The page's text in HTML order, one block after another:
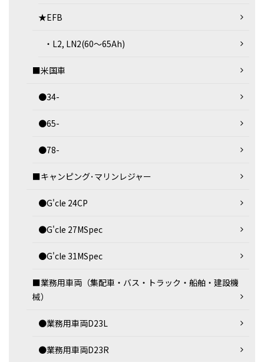
★EFB
・L2, LN2(60～65Ah)
■米国車
●34-
●65-
●78-
■キャンピング･マリンレジャー
●G'cle 24CP
●G'cle 27MSpec
●G'cle 31MSpec
■業務用車両（集配車・バス・トラック・船舶・建設機
械）
●業務用車両D23L
●業務用車両D23R